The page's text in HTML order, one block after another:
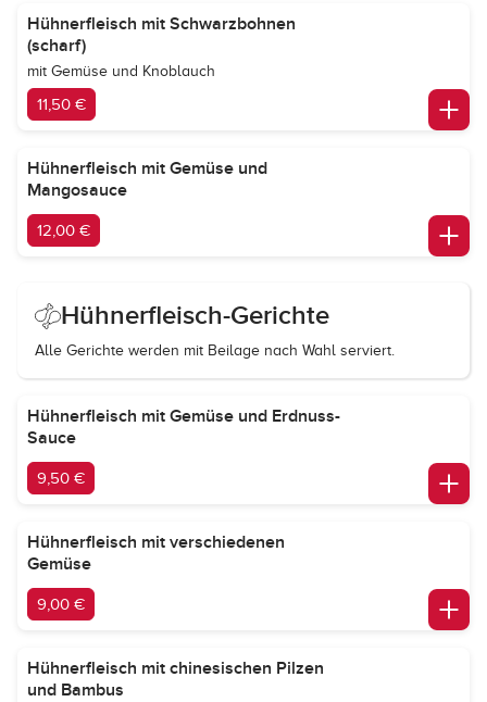
Hühnerfleisch mit Schwarzbohnen
(scharf)
mit Gemüse und Knoblauch
11,50 €
Hühnerfleisch mit Gemüse und
Mangosauce
12,00 €
Hühnerfleisch-Gerichte
Alle Gerichte werden mit Beilage nach Wahl serviert.
Hühnerfleisch mit Gemüse und Erdnuss-
Sauce
9,50 €
Hühnerfleisch mit verschiedenen
Gemüse
9,00 €
Hühnerfleisch mit chinesischen Pilzen
und Bambus